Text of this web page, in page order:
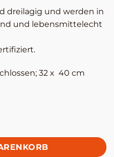
dreilagig und werden in
und lebensmittelecht
32 x 40 cm
- hoch Menge